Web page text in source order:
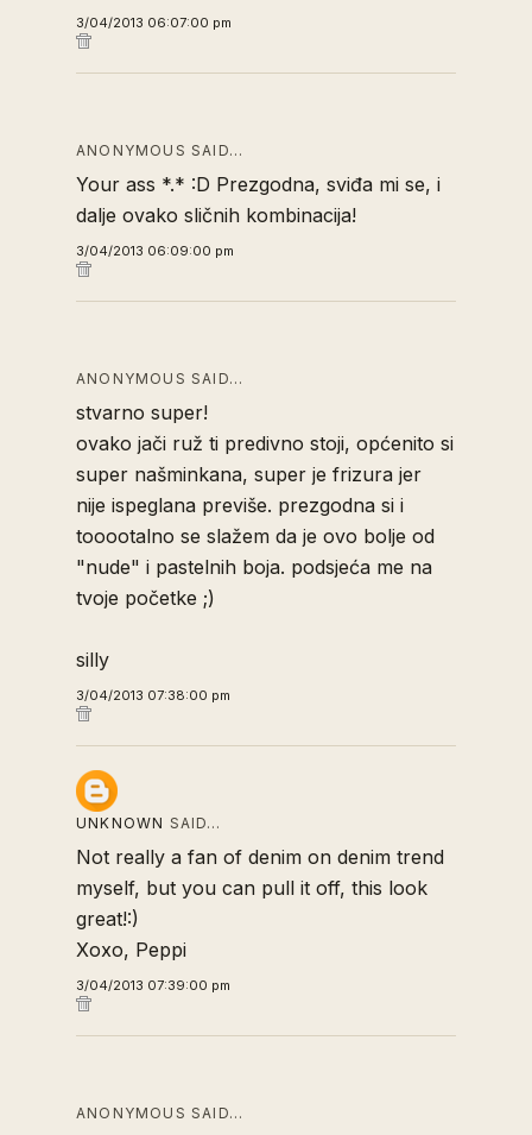
3/04/2013 06:07:00 pm
ANONYMOUS SAID…
Your ass *.* :D Prezgodna, sviđa mi se, i
dalje ovako sličnih kombinacija!
3/04/2013 06:09:00 pm
ANONYMOUS SAID…
stvarno super!
ovako jači ruž ti predivno stoji, općenito si
super našminkana, super je frizura jer
nije ispeglana previše. prezgodna si i
tooootalno se slažem da je ovo bolje od
"nude" i pastelnih boja. podsjeća me na
tvoje početke ;)
silly
3/04/2013 07:38:00 pm
UNKNOWN SAID…
Not really a fan of denim on denim trend
myself, but you can pull it off, this look
great!:)
Xoxo, Peppi
3/04/2013 07:39:00 pm
ANONYMOUS SAID…